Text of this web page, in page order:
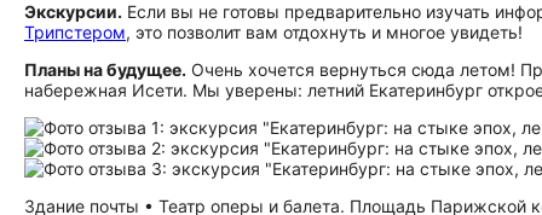
Экскурсии. Если вы не готовы предварительно изучать
Трипстером, это позволит вам отдохнуть и многое увидеть!
Планы на будущее. Очень хочется вернуться сюда летом!
набережная Исети. Мы уверены: летний Екатеринбург
Здание почты • Театр оперы и балета. Площадь